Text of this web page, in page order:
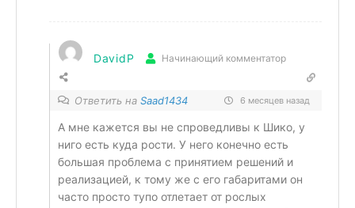
DavidP Начинающий комментатор
Ответить на Saad1434 6 месяцев назад
А мне кажется вы не спроведливы к Шико, у
ниго есть куда рости. У него конечно есть
большая проблема с принятием решений и
реализацией, к тому же с его габаритами он
часто просто тупо отлетает от рослых